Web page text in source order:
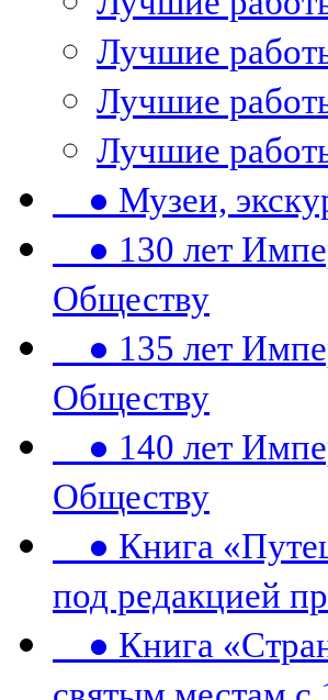
Лучшие
Лучшие
Лучшие
● Музеи,
● 130 лет
Обществу
● 135 лет
Обществу
● 140 лет
Обществу
● Книга
под редакцией
● Книга